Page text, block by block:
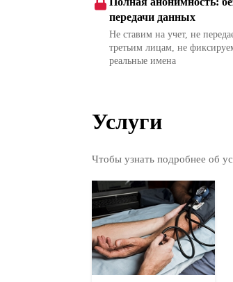
передачи данных
Не ставим на учет, не
третьим лицам, не
реальные имена
Услуги
Чтобы узнать подробнее об